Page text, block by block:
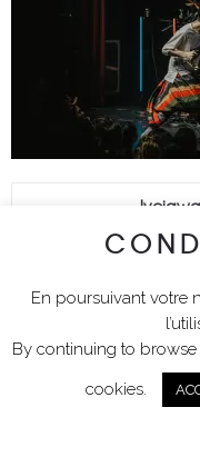
En poursuivant votre
By continuing to browse
cookies.